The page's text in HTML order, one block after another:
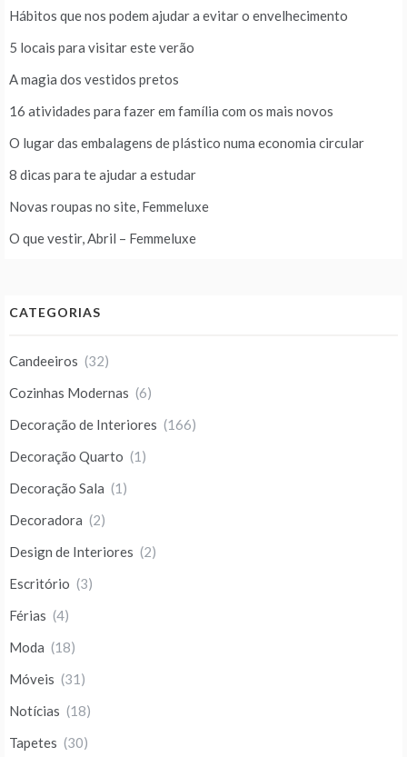
Hábitos que nos podem ajudar a evitar o envelhecimento
5 locais para visitar este verão
A magia dos vestidos pretos
16 atividades para fazer em família com os mais novos
O lugar das embalagens de plástico numa economia circular
8 dicas para te ajudar a estudar
Novas roupas no site, Femmeluxe
O que vestir, Abril – Femmeluxe
CATEGORIAS
Candeeiros (32)
Cozinhas Modernas (6)
Decoração de Interiores (166)
Decoração Quarto (1)
Decoração Sala (1)
Decoradora (2)
Design de Interiores (2)
Escritório (3)
Férias (4)
Moda (18)
Móveis (31)
Notícias (18)
Tapetes (30)